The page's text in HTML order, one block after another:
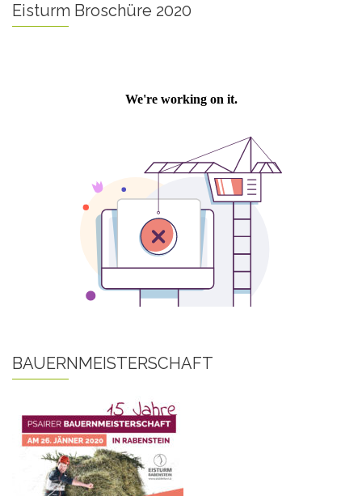
Eisturm Broschüre 2020
BAUERNMEISTERSCHAFT